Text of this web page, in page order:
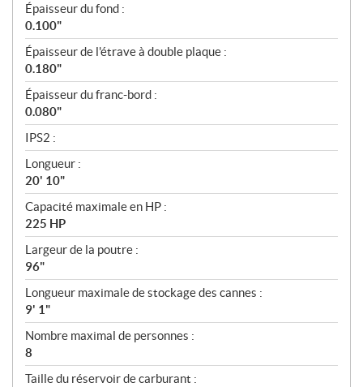
Épaisseur du fond :
0.100"
Épaisseur de l'étrave à double plaque :
0.180"
Épaisseur du franc-bord :
0.080"
IPS2 :
Longueur :
20' 10"
Capacité maximale en HP :
225 HP
Largeur de la poutre :
96"
Longueur maximale de stockage des cannes :
9' 1"
Nombre maximal de personnes :
8
Taille du réservoir de carburant :